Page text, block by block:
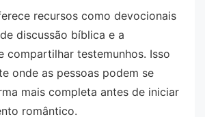
recursos como devocionais
discussão bíblica e a
compartilhar testemunhos. Isso
onde as pessoas podem se
mais completa antes de iniciar
romântico.